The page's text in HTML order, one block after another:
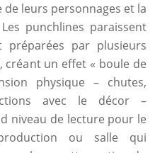
de leurs personnages et la
punchlines paraissent
préparées par plusieurs
créant un effet « boule de
physique – chutes,
avec le décor –
niveau de lecture pour le
ou salle qui